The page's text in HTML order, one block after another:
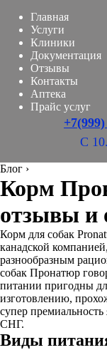
Главная
Услуги
Клиники
Документация
Отзывы
Контакты
Аптека
Прайс услуг
С
Блог ›
Корм
отзывы и
Корм для собак
канадской
разнообразным
собак Пронатюр
питании пригодны
изготовлению,
супер
СНГ.
Виды